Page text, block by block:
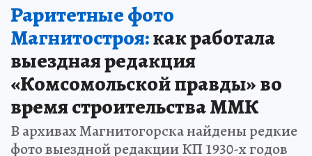
Раритетные фото
Магнитостроя:как работала
выездная редакция
«Комсомольской правды» во
время строительства ММК
В архивах Магнитогорска найдены редкие
фото выездной редакции КП 1930-х годов